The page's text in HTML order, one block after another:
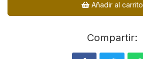
Añadir al carrito
Compartir: